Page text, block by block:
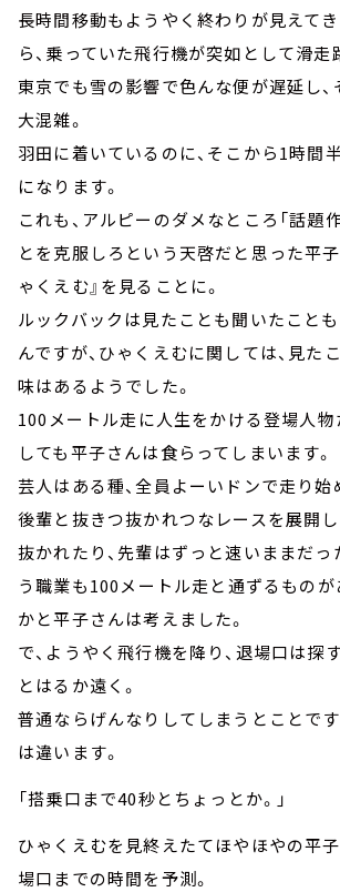
長時間移動もようやく終わりが見えて
ら、乗っていた飛行機が突如として滑走
東京でも雪の影響で色んな便が遅延し
大混雑。
羽田に着いているのに、そこから1時間
になります。
これも、アルピーのダメなところ「話題
とを克服しろという天啓だと思った平子
ゃくえむ』を見ることに。
ルックバックは見たことも聞いたこと
んですが、ひゃくえむに関しては、見た
味はあるようでした。
100メートル走に人生をかける登場人物
しても平子さんは食らってしまいます。
芸人はある種、全員よーいドンで走り始
後輩と抜きつ抜かれつなレースを展開し
抜かれたり、先輩はずっと速いままだっ
う職業も100メートル走と通ずるもの
かと平子さんは考えました。
で、ようやく飛行機を降り、退場口は探
とはるか遠く。
普通ならげんなりしてしまうとことで
は違います。
「搭乗口まで40秒とちょっとか。」
ひゃくえむを見終えたてほやほやの平
場口までの時間を予測。